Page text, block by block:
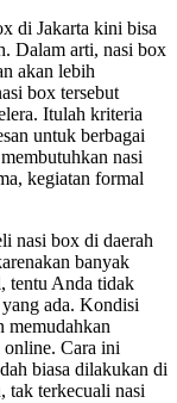
di Jakarta kini bisa
Dalam arti, nasi box
akan lebih
box tersebut
Itulah kriteria
untuk berbagai
nasi
kegiatan formal
nasi box di daerah
banyak
tentu Anda tidak
ada. Kondisi
memudahkan
online. Cara ini
biasa dilakukan di
tak terkecuali nasi